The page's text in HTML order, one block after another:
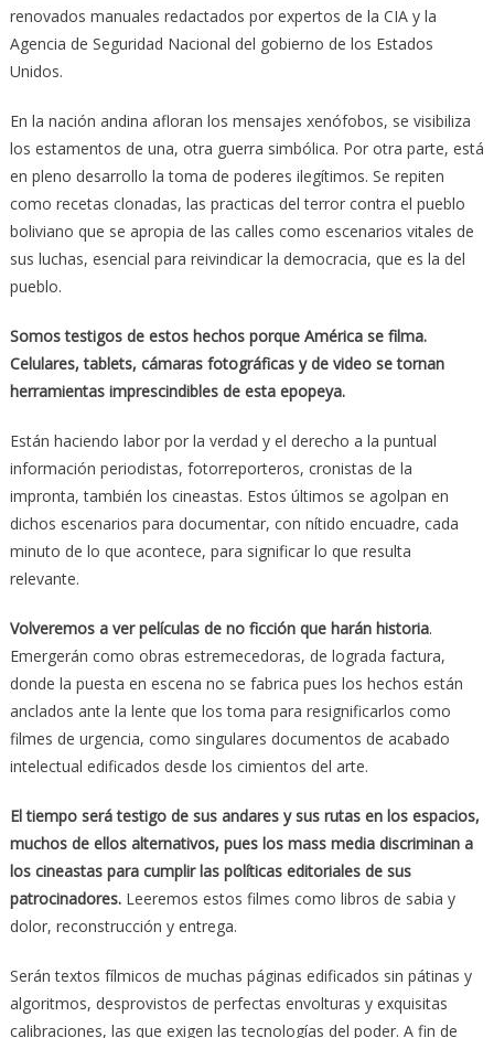
renovados manuales redactados por expertos de la CIA y la
Agencia de Seguridad Nacional del gobierno de los Estados
Unidos.
En la nación andina afloran los mensajes xenófobos, se visibiliza
los estamentos de una, otra guerra simbólica. Por otra parte, está
en pleno desarrollo la toma de poderes ilegítimos. Se repiten
como recetas clonadas, las practicas del terror contra el pueblo
boliviano que se apropia de las calles como escenarios vitales de
sus luchas, esencial para reivindicar la democracia, que es la del
pueblo.
Somos testigos de estos hechos porque América se filma.
Celulares, tablets, cámaras fotográficas y de video se tornan
herramientas imprescindibles de esta epopeya.
Están haciendo labor por la verdad y el derecho a la puntual
información periodistas, fotorreporteros, cronistas de la
impronta, también los cineastas. Estos últimos se agolpan en
dichos escenarios para documentar, con nítido encuadre, cada
minuto de lo que acontece, para significar lo que resulta
relevante.
Volveremos a ver películas de no ficción que harán historia.
Emergerán como obras estremecedoras, de lograda factura,
donde la puesta en escena no se fabrica pues los hechos están
anclados ante la lente que los toma para resignificarlos como
filmes de urgencia, como singulares documentos de acabado
intelectual edificados desde los cimientos del arte.
El tiempo será testigo de sus andares y sus rutas en los espacios,
muchos de ellos alternativos, pues los mass media discriminan a
los cineastas para cumplir las políticas editoriales de sus
patrocinadores.Leeremos estos filmes como libros de sabia y
dolor, reconstrucción y entrega.
Serán textos fílmicos de muchas páginas edificados sin pátinas y
algoritmos, desprovistos de perfectas envolturas y exquisitas
calibraciones, las que exigen las tecnologías del poder. A fin de